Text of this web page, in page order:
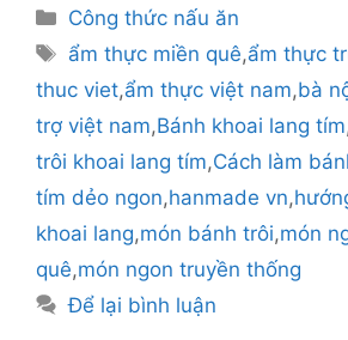
Danh
mục
Công thức nấu ăn
Thẻ
ẩm thực miền quê,ẩm thực
thuc viet,ẩm thực việt nam,bà
trợ việt nam,Bánh khoai lang tím
trôi khoai lang tím,Cách làm
tím dẻo ngon,hanmade vn,
khoai lang,món bánh trôi,món
quê,món ngon truyền thống
Để lại bình luận